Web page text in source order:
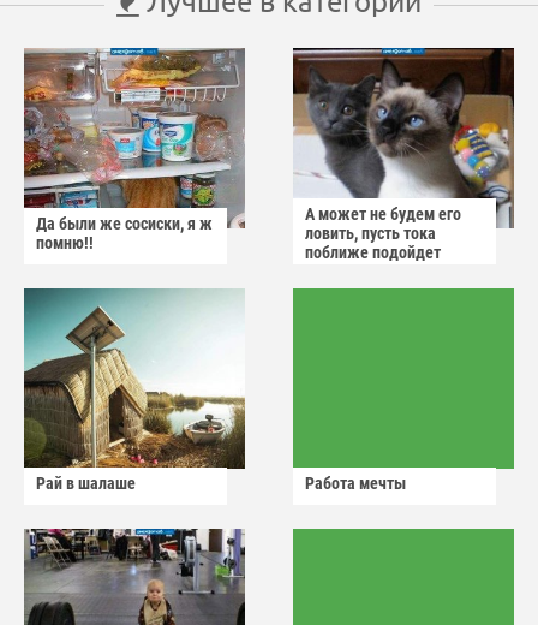
Да были же сосиски, я ж
помню!!
А может не будем его
ловить, пусть тока
поближе подойдет
Рай в шалаше Работа мечты